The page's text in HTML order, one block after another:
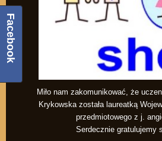
Miło nam zakomunikować, że
Krykowska została laureatką
przedmiotowego z j.
Serdecznie gratulujemy
Facebook